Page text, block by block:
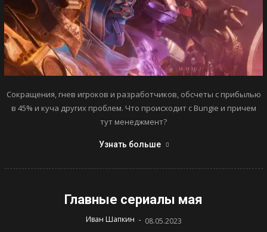
Сокращения, гнев игроков и разработчиков, обсчеты с прибылью
в 45% и куча других проблем. Что происходит с Bungie и причем
тут менеджмент?
Узнать больше
Главные сериалы мая
Иван Шапкин - 08.05.2023